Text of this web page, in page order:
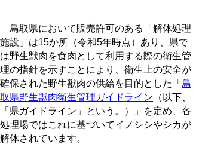
鳥取県において販売許可のある「解体処理
施設」は15か所（令和5年時点）あり、県で
は野生獣肉を食肉として利用する際の衛生管
理の指針を示すことにより、衛生上の安全が
確保された野生獣肉の供給を目的とした「 鳥
取県野生獣肉衛生管理ガイドライン （以下、
「県ガイドライン」という。）」を定め、各
処理場ではこれに基づいてイノシシやシカが
解体されています。